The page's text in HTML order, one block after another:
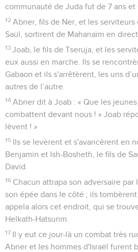
communauté de Juda fut de 7 ans et
12 Abner, fils de Ner, et les
Saül, sortirent de Mahanaïm en
13 Joab, le fils de Tseruja, et les
eux aussi en marche. Ils se
Gabaon et ils s'arrêtèrent, les uns
autres de l’autre.
14 Abner dit à Joab : « Que les
combattent devant nous ! » Joab
lèvent ! »
15
Ils se levèrent et s'avancèrent en
Benjamin et Ish-Bosheth, le fils de
David.
16 Chacun attrapa son adversaire
son épée dans le côté ; ils
appela alors cet endroit, qui se
Helkath-Hatsurim.
17
Il y eut ce jour-là un combat très
Abner et les hommes d'Israël furent